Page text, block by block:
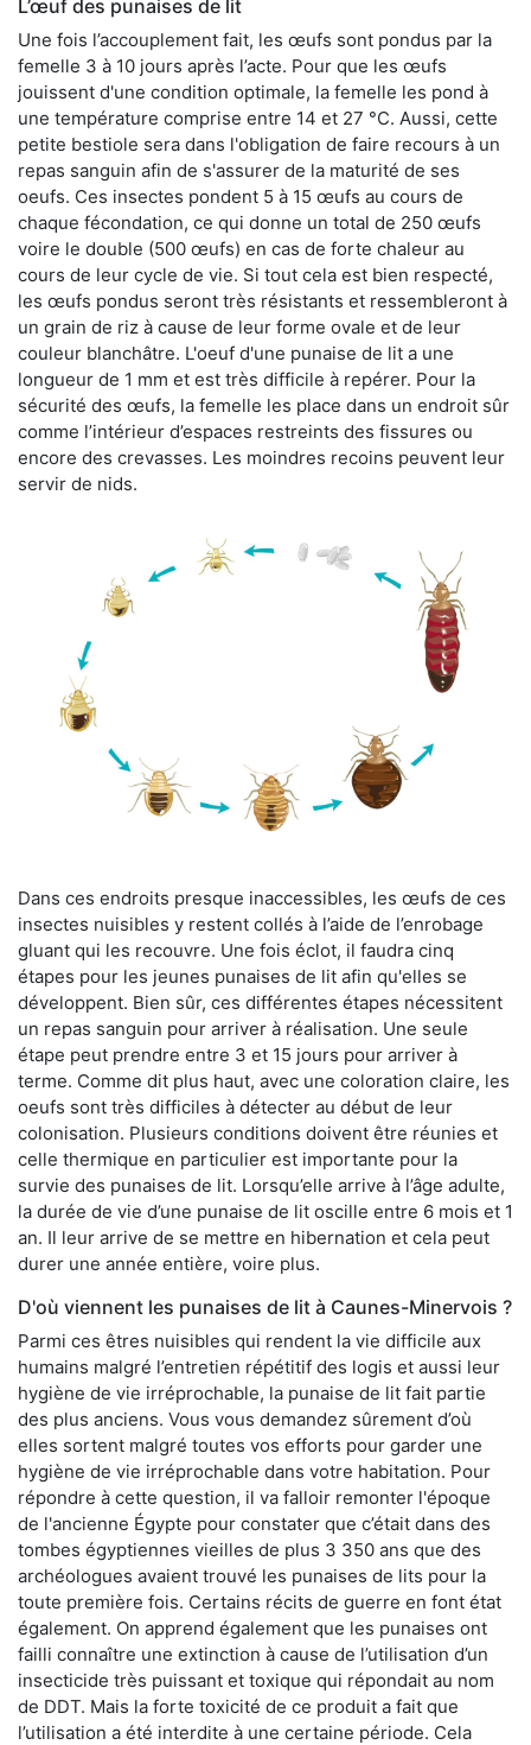
L’œuf des punaises de lit
Une fois l’accouplement fait, les œufs sont pondus par la
femelle 3 à 10 jours après l’acte. Pour que les œufs
jouissent d'une condition optimale, la femelle les pond à
une température comprise entre 14 et 27 °C. Aussi, cette
petite bestiole sera dans l'obligation de faire recours à un
repas sanguin afin de s'assurer de la maturité de ses
oeufs. Ces insectes pondent 5 à 15 œufs au cours de
chaque fécondation, ce qui donne un total de 250 œufs
voire le double (500 œufs) en cas de forte chaleur au
cours de leur cycle de vie. Si tout cela est bien respecté,
les œufs pondus seront très résistants et ressembleront à
un grain de riz à cause de leur forme ovale et de leur
couleur blanchâtre. L'oeuf d'une punaise de lit a une
longueur de 1 mm et est très difficile à repérer. Pour la
sécurité des œufs, la femelle les place dans un endroit sûr
comme l’intérieur d’espaces restreints des fissures ou
encore des crevasses. Les moindres recoins peuvent leur
servir de nids.
Dans ces endroits presque inaccessibles, les œufs de ces
insectes nuisibles y restent collés à l’aide de l’enrobage
gluant qui les recouvre. Une fois éclot, il faudra cinq
étapes pour les jeunes punaises de lit afin qu'elles se
développent. Bien sûr, ces différentes étapes nécessitent
un repas sanguin pour arriver à réalisation. Une seule
étape peut prendre entre 3 et 15 jours pour arriver à
terme. Comme dit plus haut, avec une coloration claire, les
oeufs sont très difficiles à détecter au début de leur
colonisation. Plusieurs conditions doivent être réunies et
celle thermique en particulier est importante pour la
survie des punaises de lit. Lorsqu’elle arrive à l’âge adulte,
la durée de vie d’une punaise de lit oscille entre 6 mois et 1
an. Il leur arrive de se mettre en hibernation et cela peut
durer une année entière, voire plus.
D'où viennent les punaises de lit à Caunes-Minervois ?
Parmi ces êtres nuisibles qui rendent la vie difficile aux
humains malgré l’entretien répétitif des logis et aussi leur
hygiène de vie irréprochable, la punaise de lit fait partie
des plus anciens. Vous vous demandez sûrement d’où
elles sortent malgré toutes vos efforts pour garder une
hygiène de vie irréprochable dans votre habitation. Pour
répondre à cette question, il va falloir remonter l'époque
de l'ancienne Égypte pour constater que c’était dans des
tombes égyptiennes vieilles de plus 3 350 ans que des
archéologues avaient trouvé les punaises de lits pour la
toute première fois. Certains récits de guerre en font état
également. On apprend également que les punaises ont
failli connaître une extinction à cause de l’utilisation d’un
insecticide très puissant et toxique qui répondait au nom
de DDT. Mais la forte toxicité de ce produit a fait que
l’utilisation a été interdite à une certaine période. Cela